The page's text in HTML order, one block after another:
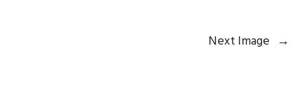
Next Image →